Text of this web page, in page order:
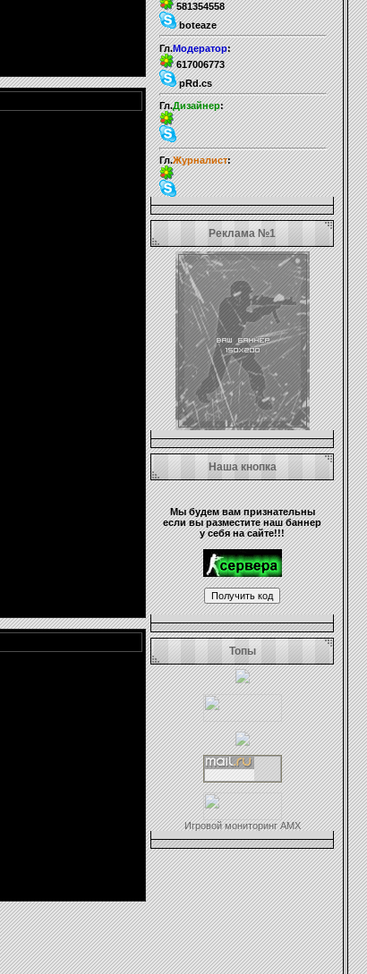
581354558
boteaze
Гл.Модератор:
617006773
pRd.cs
Гл.Дизайнер:
Гл.Журналист:
Реклама №1
Наша кнопка
Мы будем вам признательны
если вы разместите наш баннер
у себя на сайте!!!
Топы
Игровой мониторинг AMX